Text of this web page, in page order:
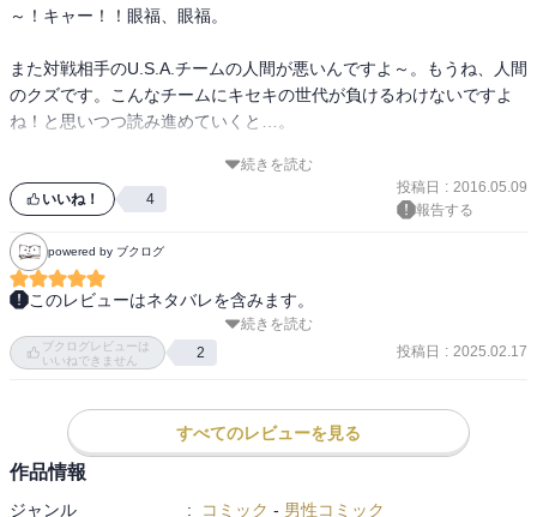
～！キャー！！眼福、眼福。
また対戦相手のU.S.A.チームの人間が悪いんですよ～。もうね、人間
のクズです。こんなチームにキセキの世代が負けるわけないですよ
ね！と思いつつ読み進めていくと…。
あ～やっぱり本場のバスケは違う？キセキの世代をもってしても敵
わないのか、ハラハラ・ドキドキです。
※オマケでウィンターカップ後のエピローグが載っています。(海常
高校、秀徳高校、桐皇学園)
続きを読む
いいね！ 4
投稿日 : 2016.05.09
報告する
powered by ブクログ
このレビューはネタバレを含みます。
黒子たちのその後がまた読めて嬉しい｡
次巻もあるとのことで､試合がどういうふうに決着が着くか楽しみ｡
続きを読む
ブクログレビューは
いいねできません
2 投稿日 : 2025.02.17
すべてのレビューを見る
作品情報
ジャンル : コミック - 男性コミック